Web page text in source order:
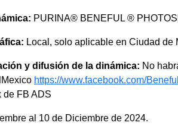
PURINA® BENEFUL ®
Local, solo aplicable en Ciudad de
y difusión de la dinámica: No
https://www.facebook.com/
de FB ADS
al 10 de Diciembre de 2024.